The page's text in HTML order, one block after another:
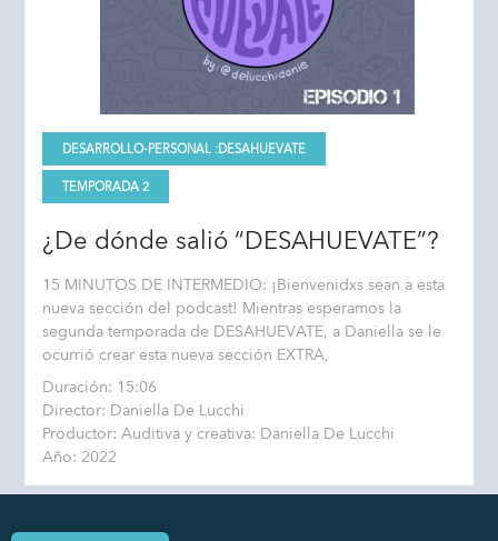
DESARROLLO-PERSONAL :DESAHUEVATE
TEMPORADA 2
¿De dónde salió “DESAHUEVATE”?
15 MINUTOS DE INTERMEDIO: ¡Bienvenidxs sean a esta
nueva sección del podcast! Mientras esperamos la
segunda temporada de DESAHUEVATE, a Daniella se le
ocurrió crear esta nueva sección EXTRA,
Duración: 15:06
Director: Daniella De Lucchi
Productor: Auditiva y creativa: Daniella De Lucchi
Año: 2022